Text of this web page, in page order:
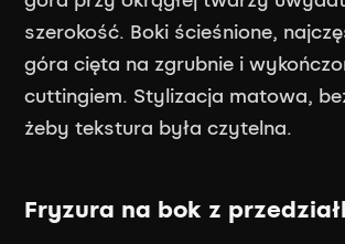
szerokość. Boki ścieśnione,
góra cięta na zgrubnie i
cuttingiem. Stylizacja matowa,
żeby tekstura była czytelna.
Fryzura na bok z